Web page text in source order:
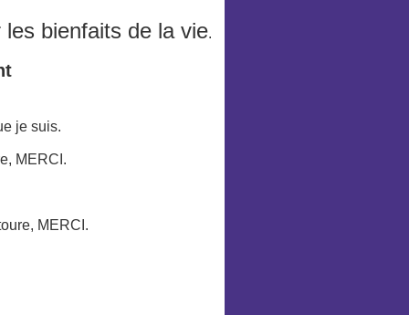
bienfaits de la vie.
je suis.
MERCI.
MERCI.